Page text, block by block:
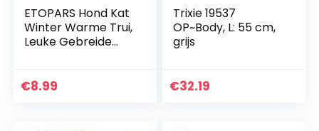
ETOPARS Hond Kat
Winter Warme Trui,
Leuke Gebreide
Lente Herfst, Pet
€8.99
Trixie 19537
OP~Body, L: 55 cm,
grijs
€32.19